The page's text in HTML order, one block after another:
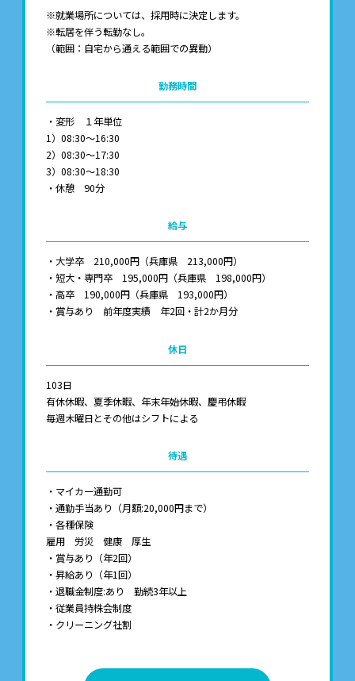
※就業場所については、採用時に決定します。
※転居を伴う転勤なし。
（範囲：自宅から通える範囲での異動）
勤務時間
・変形 １年単位
1）08:30～16:30
2）08:30～17:30
3）08:30～18:30
・休憩 90分
給与
・大学卒 210,000円（兵庫県 213,000円）
・短大・専門卒 195,000円（兵庫県 198,000円）
・高卒 190,000円（兵庫県 193,000円）
・賞与あり 前年度実績 年2回・計2か月分
休日
103日
有休休暇、夏季休暇、年末年始休暇、慶弔休暇
毎週木曜日とその他はシフトによる
待遇
・マイカー通勤可
・通勤手当あり（月額:20,000円まで）
・各種保険
雇用 労災 健康 厚生
・賞与あり（年2回）
・昇給あり（年1回）
・退職金制度:あり 勤続3年以上
・従業員持株会制度
・クリーニング社割